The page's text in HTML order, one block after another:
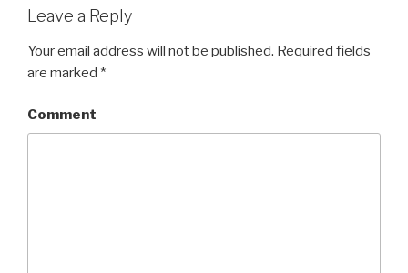
Leave a Reply
Your email address will not be published. Required fields
are marked *
Comment